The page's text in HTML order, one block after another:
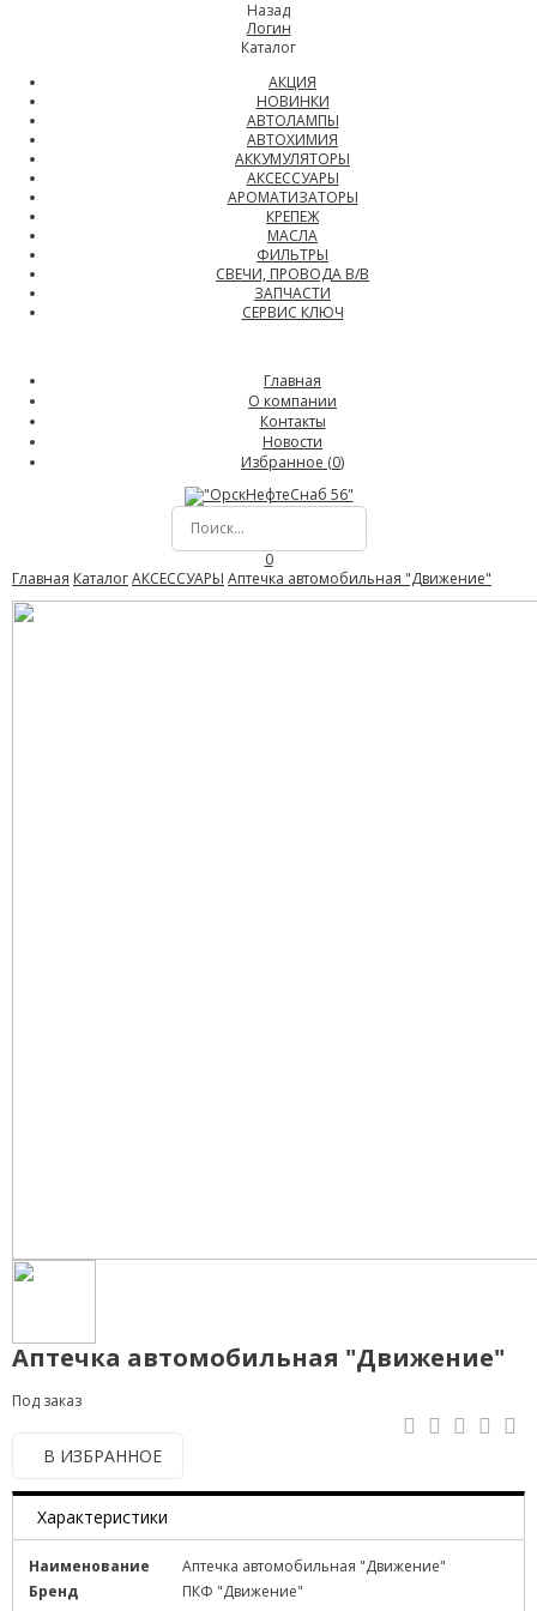
Назад
Логин
Каталог
АКЦИЯ
НОВИНКИ
АВТОЛАМПЫ
АВТОХИМИЯ
АККУМУЛЯТОРЫ
АКСЕССУАРЫ
АРОМАТИЗАТОРЫ
КРЕПЕЖ
МАСЛА
ФИЛЬТРЫ
СВЕЧИ, ПРОВОДА В/В
ЗАПЧАСТИ
СЕРВИС КЛЮЧ
Главная
О компании
Контакты
Новости
Избранное (0)
0
Главная КаталогАКСЕССУАРЫ Аптечка автомобильная "Движение"
Аптечка автомобильная "Движение"
Под заказ
В ИЗБРАННОЕ
Характеристики
Наименование
Аптечка автомобильная "Движение"
Бренд
ПКФ "Движение"